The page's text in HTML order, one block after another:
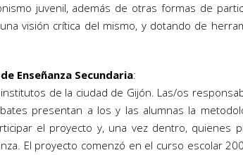
juvenil, además de otras formas de
visión crítica del mismo, y dotando de
Enseñanza Secundaria:
de la ciudad de Gijón. Las/os
presentan a los y las alumnas la
el proyecto y, una vez dentro, quienes
El proyecto comenzó en el curso escolar